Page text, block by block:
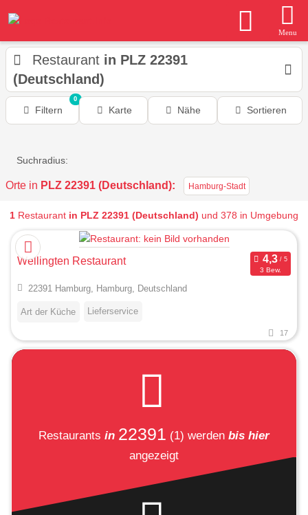
Menu
Restaurant in PLZ 22391
(Deutschland)
Filtern
0
Karte Nähe Sortieren
Suchradius:
Orte in PLZ 22391 (Deutschland): Hamburg-Stadt
1 Restaurant in PLZ 22391 (Deutschland) und 378 in Umgebung
Wellingten Restaurant
3 Bew.
22391 Hamburg, Hamburg, Deutschland
Art der Küche Lieferservice
17
Restaurants in 22391 (1) werden bis hier
angezeigt